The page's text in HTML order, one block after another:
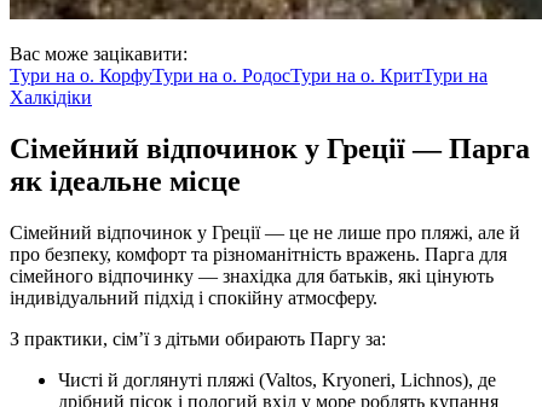
Вас може зацікавити:
Тури на о. КорфуТури на о. РодосТури на о. КритТури на
Халкідіки
Сімейний відпочинок у Греції — Парга
як ідеальне місце
Сімейний відпочинок у Греції — це не лише про пляжі, але й
про безпеку, комфорт та різноманітність вражень. Парга для
сімейного відпочинку — знахідка для батьків, які цінують
індивідуальний підхід і спокійну атмосферу.
З практики, сім’ї з дітьми обирають Паргу за:
Чисті й доглянуті пляжі (Valtos, Kryoneri, Lichnos), де
дрібний пісок і пологий вхід у море роблять купання